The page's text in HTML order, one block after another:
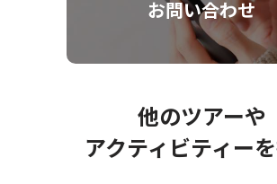
お問い合わせ
他のツアーや
アクティビティー